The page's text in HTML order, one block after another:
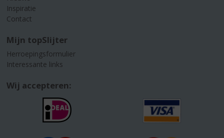
Inspiratie
Contact
Mijn topSlijter
Herroepingsformulier
Interessante links
Wij accepteren: